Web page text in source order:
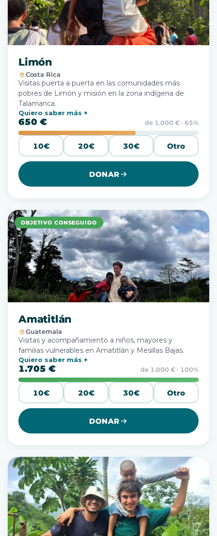
Limón
Costa Rica
Visitas puerta a puerta en las comunidades más
pobres de Limón y misión en la zona indígena de
Talamanca.
Quiero saber más
650 € de 1.000 € · 65%
10€ 20€ 30€ Otro
DONAR
OBJETIVO CONSEGUIDO
Amatitlán
Guatemala
Visitas y acompañamiento a niños, mayores y
familias vulnerables en Amatitlán y Mesillas Bajas.
Quiero saber más
1.705 € de 1.000 € · 100%
10€ 20€ 30€ Otro
DONAR